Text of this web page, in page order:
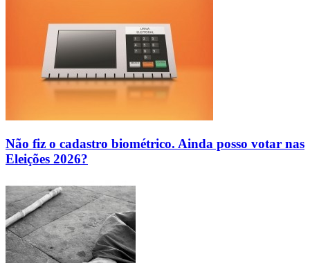
Não fiz o cadastro biométrico. Ainda posso votar nas
Eleições 2026?